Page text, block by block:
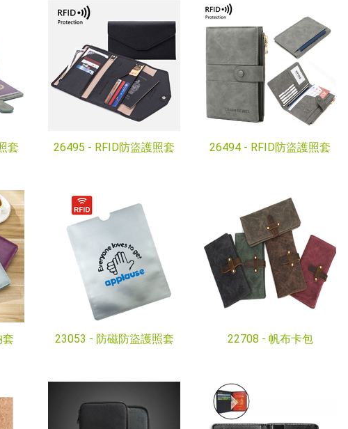
套 26495 - RFID防盜護照套 26494 - RFID防盜護照套
套 23053 - 防磁防盜護照套 22708 - 帆布卡包